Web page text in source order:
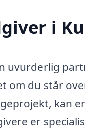
i
uvurderlig
om du står
kan
er